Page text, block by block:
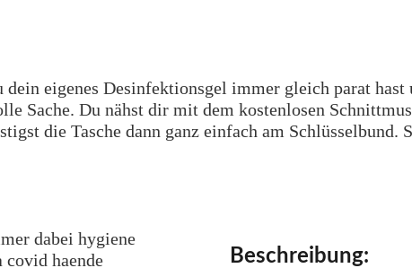
eigenes Desinfektionsgel immer gleich parat hast
Sache. Du nähst dir mit dem kostenlosen
die Tasche dann ganz einfach am Schlüsselbund.
Beschreibung: